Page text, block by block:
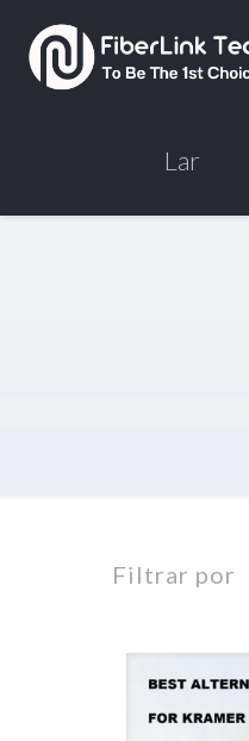
Lar
Filtrar por